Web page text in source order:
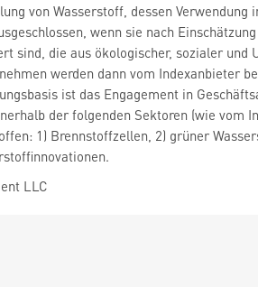
von Wasserstoff, dessen
wenn sie nach
sind, die aus ökologischer, sozialer
werden dann vom Indexanbieter
ist das Engagement in
der folgenden Sektoren (wie vom
1) Brennstoffzellen, 2) grüner
LLC